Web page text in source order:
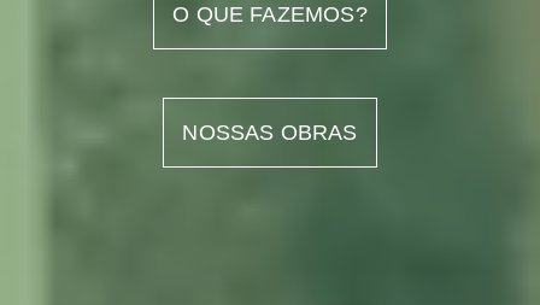
O QUE FAZEMOS?
NOSSAS OBRAS